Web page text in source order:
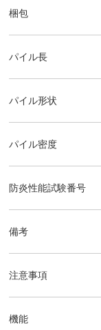
梱包
パイル長
パイル形状
パイル密度
防炎性能試験番号
備考
注意事項
機能